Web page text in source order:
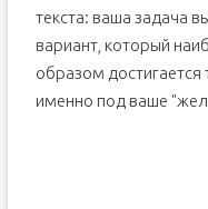
текста: ваша задача
вариант, который
образом
именно под ваше